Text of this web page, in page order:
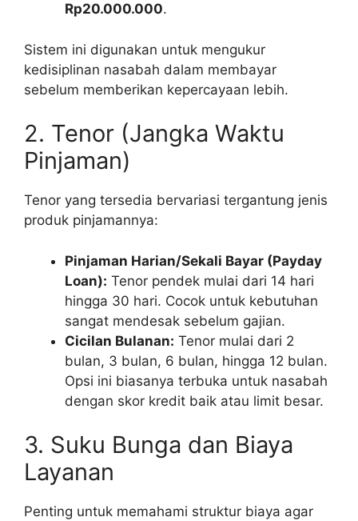
Rp20.000.000.
Sistem ini digunakan untuk mengukur
kedisiplinan nasabah dalam membayar
sebelum memberikan kepercayaan lebih.
2. Tenor (Jangka Waktu
Pinjaman)
Tenor yang tersedia bervariasi tergantung jenis
produk pinjamannya:
Pinjaman Harian/Sekali Bayar (Payday
Loan): Tenor pendek mulai dari 14 hari
hingga 30 hari. Cocok untuk kebutuhan
sangat mendesak sebelum gajian.
Cicilan Bulanan: Tenor mulai dari 2
bulan, 3 bulan, 6 bulan, hingga 12 bulan.
Opsi ini biasanya terbuka untuk nasabah
dengan skor kredit baik atau limit besar.
3. Suku Bunga dan Biaya
Layanan
Penting untuk memahami struktur biaya agar